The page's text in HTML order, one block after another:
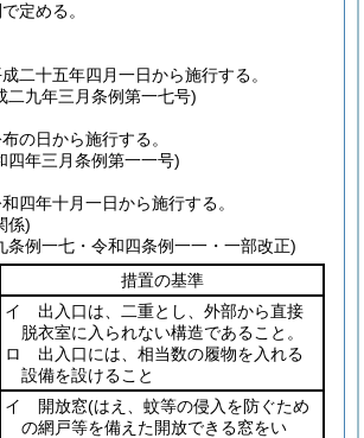
定める。
二十五年四月一日から施行する。
二九年三月条例第一七号)
の日から施行する。
四年三月条例第一一号)
四年十月一日から施行する。
係)
条例一七・令和四条例一一・一部改正)
措置の基準
イ 出入口は、二重とし、外部から直接
脱衣室に入られない構造であること。
ロ 出入口には、相当数の履物を入れる
設備を設けること
イ 開放窓(はえ、蚊等の侵入を防ぐため
の網戸等を備えた開放できる窓をい